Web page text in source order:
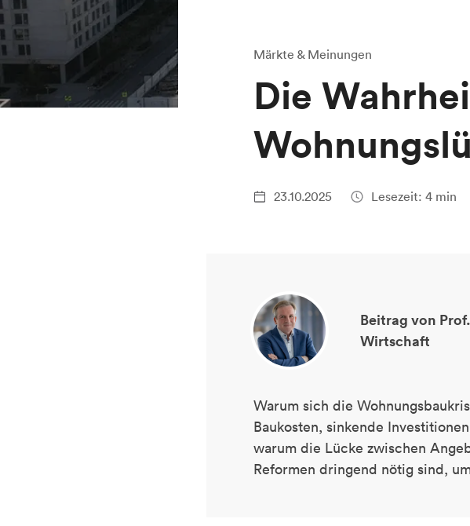
Märkte & Meinungen
Die
23.10.2025 Lesezeit: 4 min
Beitrag von
Wirtschaft
Warum sich die
Baukosten, sinkende
warum die Lücke zwischen
Reformen dringend nötig sind,